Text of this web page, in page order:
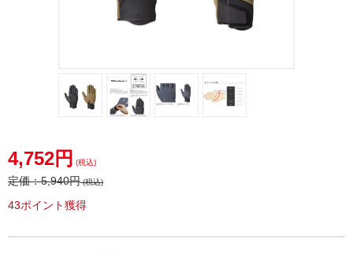
4,752円 (税込)
定価：5,940円(税込)
43ポイント獲得